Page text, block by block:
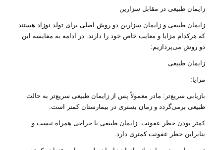
زایمان طبیعی در مقابل سزارین
زایمان طبیعی و زایمان سزارین دو روش اصلی برای تولد نوزاد هستند
که هرکدام مزایا و معایب خاص خود را دارند. در ادامه به مقایسه این
دو روش می‌پردازیم:
زایمان طبیعی
مزایا:
بازیابی سریع‌تر: مادر معمولاً پس از زایمان طبیعی سریع‌تر به حالت
طبیعی برمی‌گردد و زمان بستری در بیمارستان کمتر است.
کمتر بودن خطر عفونت: زایمان طبیعی با جراحی همراه نیست و
بنابراین خطر عفونت کمتری دارد.